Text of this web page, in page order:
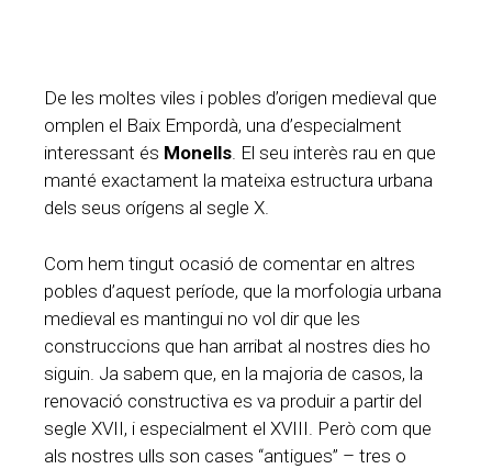
De les moltes viles i pobles d’origen medieval que
omplen el Baix Empordà, una d’especialment
interessant és Monells. El seu interès rau en que
manté exactament la mateixa estructura urbana
dels seus orígens al segle X.
Com hem tingut ocasió de comentar en altres
pobles d’aquest període, que la morfologia urbana
medieval es mantingui no vol dir que les
construccions que han arribat al nostres dies ho
siguin. Ja sabem que, en la majoria de casos, la
renovació constructiva es va produir a partir del
segle XVII, i especialment el XVIII. Però com que
als nostres ulls son cases “antigues” – tres o